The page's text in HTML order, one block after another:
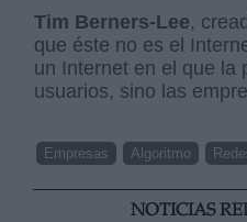
Tim Berners-Lee,
que éste no es el
un Internet en el que la
usuarios, sino las
Empresas Algoritmo
NOTICIAS